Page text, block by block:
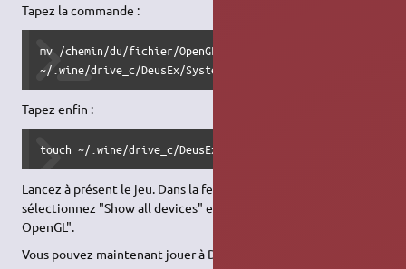
Tapez la commande :
mv /chemin/du/fichier/OpenGLDrv.dll
~/.wine/drive_c/DeusEx/System"
Tapez enfin :
touch ~/.wine/drive_c/DeusEx/System/Running.ini
Lancez à présent le jeu. Dans la fenêtre qui apparaît,
sélectionnez "Show all devices" et sélectionnez "Compatibilité
OpenGL".
Vous pouvez maintenant jouer à Deus Ex !